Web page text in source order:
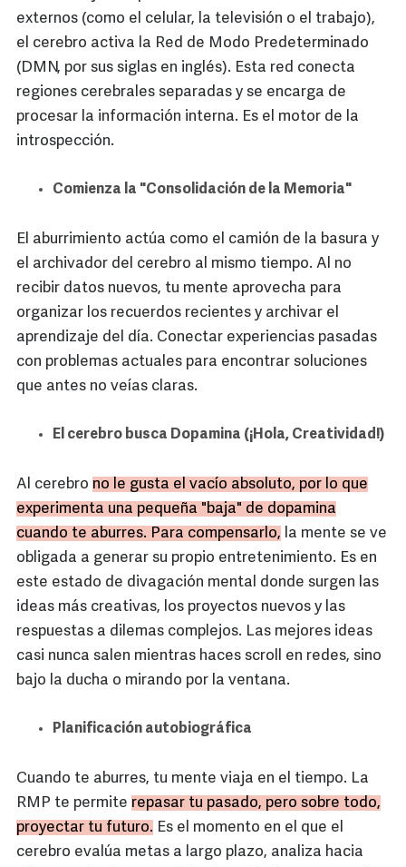
externos (como el celular, la televisión o el trabajo),
el cerebro activa la Red de Modo Predeterminado
(DMN, por sus siglas en inglés). Esta red conecta
regiones cerebrales separadas y se encarga de
procesar la información interna. Es el motor de la
introspección.
Comienza la "Consolidación de la Memoria"
El aburrimiento actúa como el camión de la basura y
el archivador del cerebro al mismo tiempo. Al no
recibir datos nuevos, tu mente aprovecha para
organizar los recuerdos recientes y archivar el
aprendizaje del día. Conectar experiencias pasadas
con problemas actuales para encontrar soluciones
que antes no veías claras.
El cerebro busca Dopamina (¡Hola, Creatividad!)
Al cerebro no le gusta el vacío absoluto, por lo que
experimenta una pequeña "baja" de dopamina
cuando te aburres. Para compensarlo, la mente se ve
obligada a generar su propio entretenimiento. Es en
este estado de divagación mental donde surgen las
ideas más creativas, los proyectos nuevos y las
respuestas a dilemas complejos. Las mejores ideas
casi nunca salen mientras haces scroll en redes, sino
bajo la ducha o mirando por la ventana.
Planificación autobiográfica
Cuando te aburres, tu mente viaja en el tiempo. La
RMP te permite repasar tu pasado, pero sobre todo,
proyectar tu futuro. Es el momento en el que el
cerebro evalúa metas a largo plazo, analiza hacia